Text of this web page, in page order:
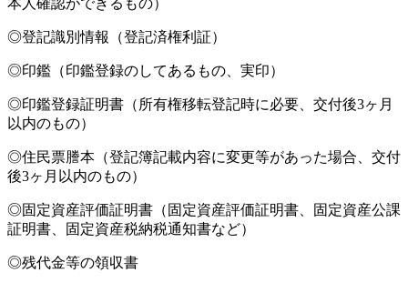
◎登記識別情報（登記済権利証）
◎印鑑（印鑑登録のしてあるもの、実印）
◎印鑑登録証明書（所有権移転登記時に必要、交付後3ヶ月
以内のもの）
◎住民票謄本（登記簿記載内容に変更等があった場合、交付
後3ヶ月以内のもの）
◎固定資産評価証明書（固定資産評価証明書、固定資産公課
証明書、固定資産税納税通知書など）
◎残代金等の領収書